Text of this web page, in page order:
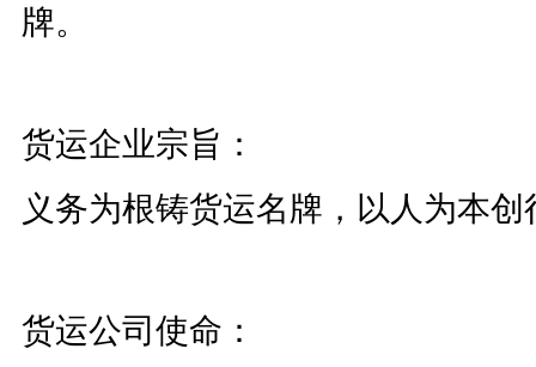
牌。
货运企业宗旨：
义务为根铸货运名牌，以人为本创
货运公司使命：